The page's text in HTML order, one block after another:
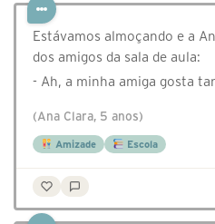
Estávamos almoçando e a
dos amigos da sala de aula:
- Ah, a minha amiga gosta
(Ana Clara, 5 anos)
Amizade Escola